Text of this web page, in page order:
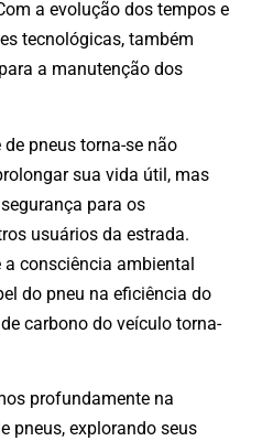
a evolução dos tempos e
tecnológicas, também
a manutenção dos
pneus torna-se não
sua vida útil, mas
para os
usuários da estrada.
consciência ambiental
do pneu na eficiência do
carbono do veículo torna-
profundamente na
pneus, explorando seus